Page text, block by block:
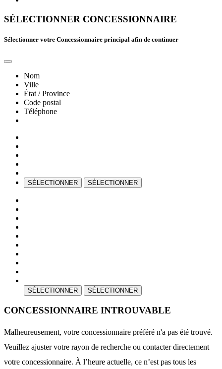
SÉLECTIONNER CONCESSIONNAIRE
Sélectionner votre Concessionnaire principal afin de continuer
Nom
Ville
État / Province
Code postal
Téléphone
SÉLECTIONNER SÉLECTIONNER
SÉLECTIONNER SÉLECTIONNER
CONCESSIONNAIRE INTROUVABLE
Malheureusement, votre concessionnaire préféré n'a pas été trouvé.
Veuillez ajuster votre rayon de recherche ou contacter directement
votre concessionnaire. À l’heure actuelle, ce n’est pas tous les